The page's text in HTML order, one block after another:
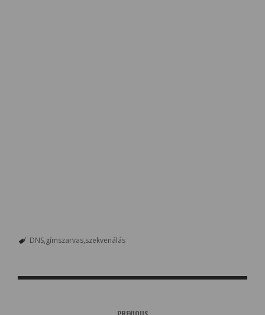
DNS gímszarvas szekvenálás